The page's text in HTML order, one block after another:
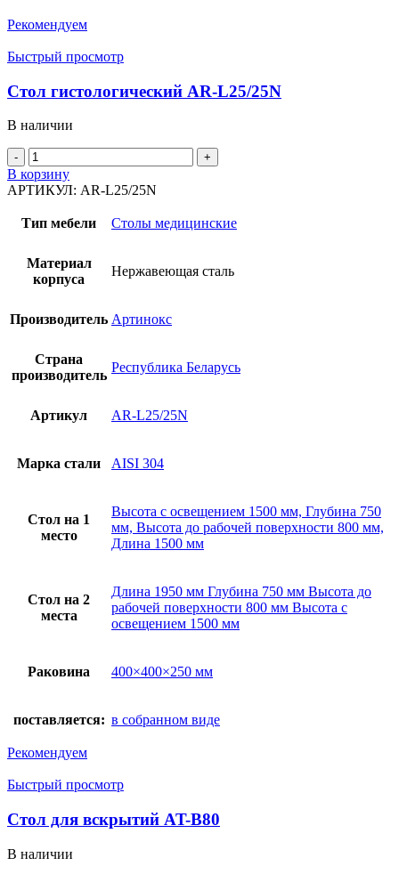
Рекомендуем
Быстрый просмотр
Стол гистологический AR-L25/25N
В наличии
Количество
товара
Стол
AR-
В корзину
АРТИКУЛ: AR-L25/25N
Тип мебели Столы медицинские
Материал
корпуса
Нержавеющая сталь
Производитель Артинокс
Страна
производитель
Республика Беларусь
Артикул AR-L25/25N
Марка стали AISI 304
Стол на 1
место
Высота с освещением 1500 мм, Глубина 750
мм, Высота до рабочей поверхности 800 мм,
Длина 1500 мм
Стол на 2
места
Длина 1950 мм Глубина 750 мм Высота до
рабочей поверхности 800 мм Высота с
освещением 1500 мм
Раковина 400×400×250 мм
поставляется: в собранном виде
Рекомендуем
Быстрый просмотр
Стол для вскрытий AT-B80
В наличии